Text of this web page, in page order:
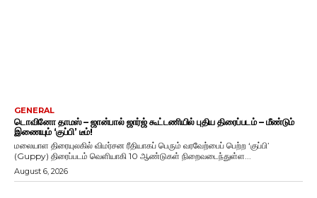
GENERAL
டொவினோ தாமஸ் – ஜான்பால் ஜார்ஜ் கூட்டணியில் புதிய திரைப்படம் – மீண்டும்
இணையும் ‘குப்பி’ டீம்!
மலையாள திரையுலகில் விமர்சன ரீதியாகப் பெரும் வரவேற்பைப் பெற்ற ‘குப்பி’
(Guppy) திரைப்படம் வெளியாகி 10 ஆண்டுகள் நிறைவடைந்துள்ள...
August 6, 2026